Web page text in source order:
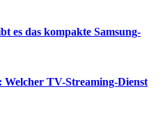
es das kompakte Samsung-
TV-Streaming-Dienst